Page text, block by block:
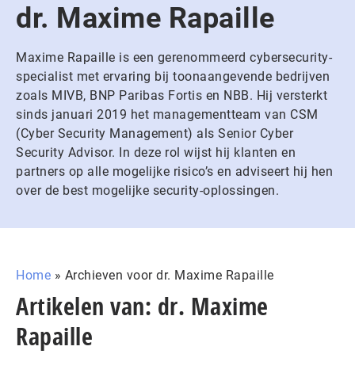
dr. Maxime Rapaille
Maxime Rapaille is een gerenommeerd cybersecurity-
specialist met ervaring bij toonaangevende bedrijven
zoals MIVB, BNP Paribas Fortis en NBB. Hij versterkt
sinds januari 2019 het managementteam van CSM
(Cyber Security Management) als Senior Cyber
Security Advisor. In deze rol wijst hij klanten en
partners op alle mogelijke risico’s en adviseert hij hen
over de best mogelijke security-oplossingen.
Home » Archieven voor dr. Maxime Rapaille
Artikelen van: dr. Maxime
Rapaille